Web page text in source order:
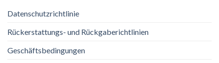
Datenschutzrichtlinie
Rückerstattungs- und Rückgaberichtlinien
Geschäftsbedingungen